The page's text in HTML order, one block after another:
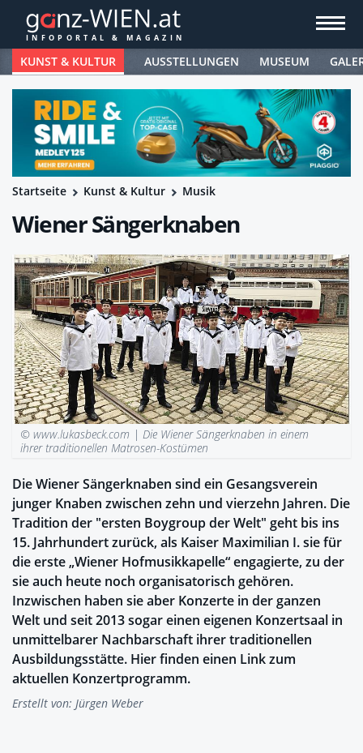
KUNST & KULTUR AUSSTELLUNGEN MUSEUM
Startseite Kunst & Kultur Musik
Wiener Sängerknaben
© www.lukasbeck.com |Die Wiener Sängerknaben in einem
ihrer traditionellen Matrosen-Kostümen
Die Wiener Sängerknaben sind ein Gesangsverein
junger Knaben zwischen zehn und vierzehn Jahren. Die
Tradition der "ersten Boygroup der Welt" geht bis ins
15. Jahrhundert zurück, als Kaiser Maximilian I. sie für
die erste „Wiener Hofmusikkapelle“ engagierte, zu der
sie auch heute noch organisatorisch gehören.
Inzwischen haben sie aber Konzerte in der ganzen
Welt und seit 2013 sogar einen eigenen Konzertsaal in
unmittelbarer Nachbarschaft ihrer traditionellen
Ausbildungsstätte. Hier finden einen Link zum
aktuellen Konzertprogramm.
Erstellt von: Jürgen Weber